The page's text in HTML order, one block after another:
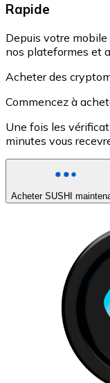
Rapide
Depuis votre mobile
nos plateformes et
Acheter des
Commencez à
Une fois les
minutes vous
Acheter SUSHI